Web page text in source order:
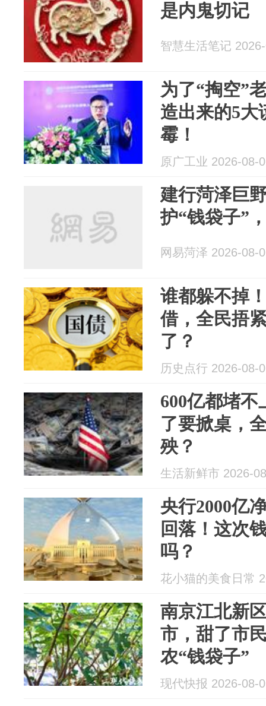
是内鬼切记
智慧生活笔记
为了“掏空”
造出来的5大
霉！
原广工业 2026-08-
建行菏泽巨
护“钱袋子”
网易菏泽 2026-08-
谁都躲不掉
借，全民捂
了？
历史点行 2026-08-
600亿都堵
了要掀桌，
殃？
生活新鲜市 2026-
央行2000亿
回落！这次
吗？
花小猫的美食日常
南京江北新
市，甜了市
农“钱袋子”
现代快报 2026-08-